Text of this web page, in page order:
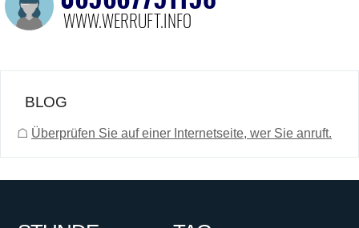
BLOG
☖ Überprüfen Sie auf einer Internetseite, wer Sie anruft.